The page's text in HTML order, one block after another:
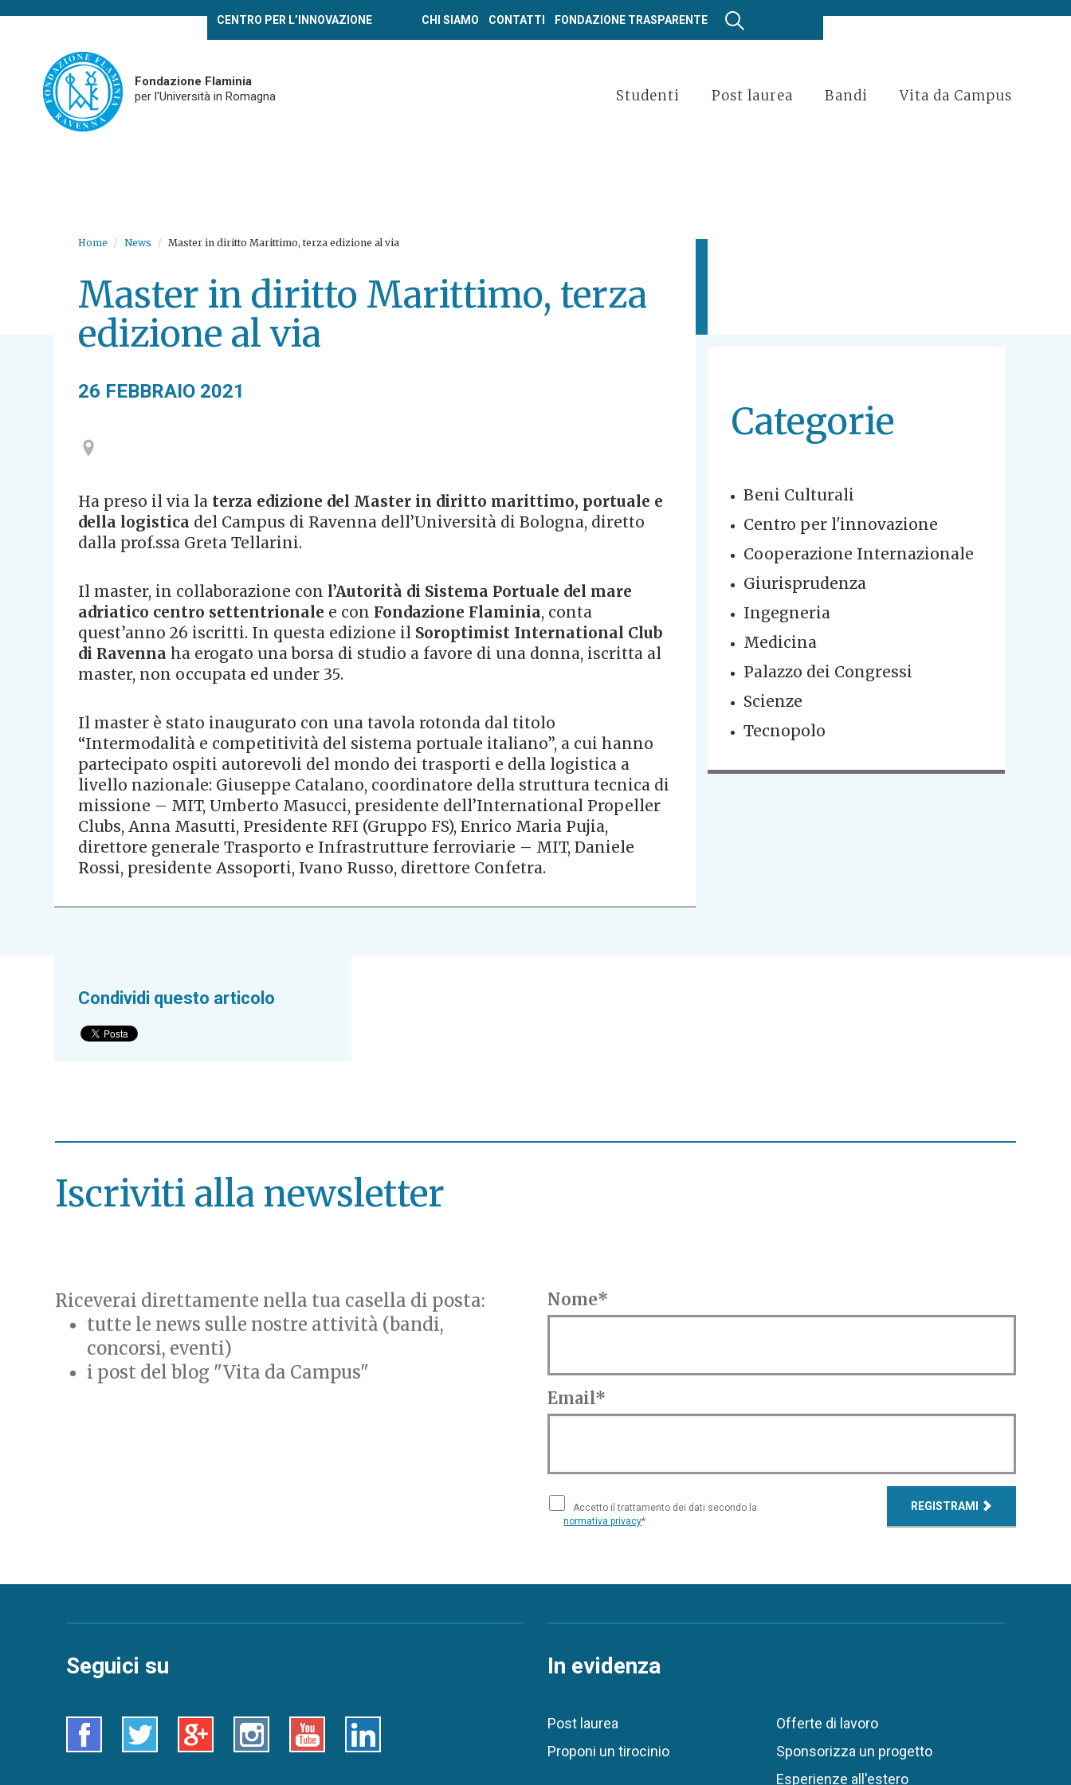
CENTRO PER L’INNOVAZIONE CHI SIAMO CONTATTI FONDAZIONE TRASPARENTE
Fondazione Flaminia
per l'Università in Romagna
Studenti Post laurea Bandi Vita da Campus
Home News Master in diritto Marittimo, terza edizione al via
Master in diritto Marittimo, terza
edizione al via
26 FEBBRAIO 2021
Ha preso il via la terza edizione del Master in diritto marittimo, portuale e
della logistica del Campus di Ravenna dell’Università di Bologna, diretto
dalla prof.ssa Greta Tellarini.
Il master, in collaborazione con l’Autorità di Sistema Portuale del mare
adriatico centro settentrionale e con Fondazione Flaminia, conta
quest’anno 26 iscritti. In questa edizione il Soroptimist International Club
di Ravenna ha erogato una borsa di studio a favore di una donna, iscritta al
master, non occupata ed under 35.
Il master è stato inaugurato con una tavola rotonda dal titolo
“Intermodalità e competitività del sistema portuale italiano”, a cui hanno
partecipato ospiti autorevoli del mondo dei trasporti e della logistica a
livello nazionale: Giuseppe Catalano, coordinatore della struttura tecnica di
missione – MIT, Umberto Masucci, presidente dell’International Propeller
Clubs, Anna Masutti, Presidente RFI (Gruppo FS), Enrico Maria Pujia,
direttore generale Trasporto e Infrastrutture ferroviarie – MIT, Daniele
Rossi, presidente Assoporti, Ivano Russo, direttore Confetra.
Categorie
Beni Culturali
Centro per l'innovazione
Cooperazione Internazionale
Giurisprudenza
Ingegneria
Medicina
Palazzo dei Congressi
Scienze
Tecnopolo
Condividi questo articolo
Iscriviti alla newsletter
Riceverai direttamente nella tua casella di posta:
tutte le news sulle nostre attività (bandi,
concorsi, eventi)
i post del blog "Vita da Campus"
Nome*
Email*
Accetto il trattamento dei dati secondo la
normativa privacy*
REGISTRAMI
Seguici su
Facebook Twitter Google+ Instagram Youtube Linkedin
In evidenza
Post laurea
Proponi un tirocinio
Offerte di lavoro
Sponsorizza un progetto
Esperienze all'estero